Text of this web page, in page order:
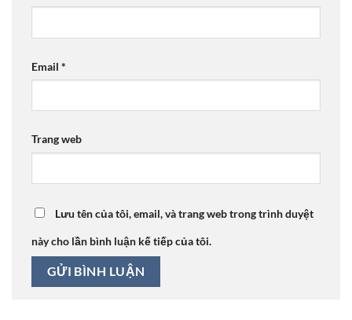
Email *
Trang web
Lưu tên của tôi, email, và trang web trong trình duyệt
này cho lần bình luận kế tiếp của tôi.